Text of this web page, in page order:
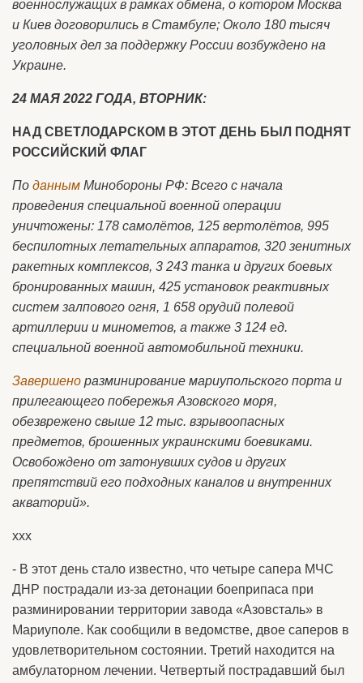
военнослужащих в рамках обмена, о котором Москва
и Киев договорились в Стамбуле; Около 180 тысяч
уголовных дел за поддержку России возбуждено на
Украине.
24 МАЯ 2022 ГОДА, ВТОРНИК:
НАД СВЕТЛОДАРСКОМ В ЭТОТ ДЕНЬ БЫЛ ПОДНЯТ
РОССИЙСКИЙ ФЛАГ
По данным Минобороны РФ: Всего с начала
проведения специальной военной операции
уничтожены: 178 самолётов, 125 вертолётов, 995
беспилотных летательных аппаратов, 320 зенитных
ракетных комплексов, 3 243 танка и других боевых
бронированных машин, 425 установок реактивных
систем залпового огня, 1 658 орудий полевой
артиллерии и минометов, а также 3 124 ед.
специальной военной автомобильной техники.
Завершено разминирование мариупольского порта и
прилегающего побережья Азовского моря,
обезврежено свыше 12 тыс. взрывоопасных
предметов, брошенных украинскими боевиками.
Освобождено от затонувших судов и других
препятствий его подходных каналов и внутренних
акваторий».
ххх
- В этот день стало известно, что четыре сапера МЧС
ДНР пострадали из-за детонации боеприпаса при
разминировании территории завода «Азовсталь» в
Мариуполе. Как сообщили в ведомстве, двое саперов в
удовлетворительном состоянии. Третий находится на
амбулаторном лечении. Четвертый пострадавший был